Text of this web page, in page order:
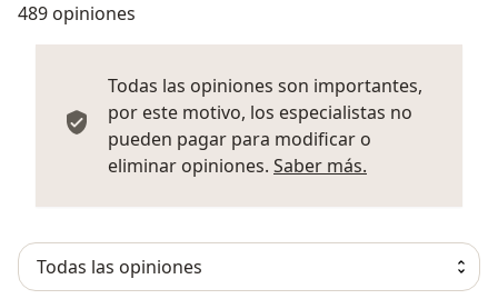
489 opiniones
Todas las opiniones son importantes,
por este motivo, los especialistas no
pueden pagar para modificar o
eliminar opiniones. Saber más.